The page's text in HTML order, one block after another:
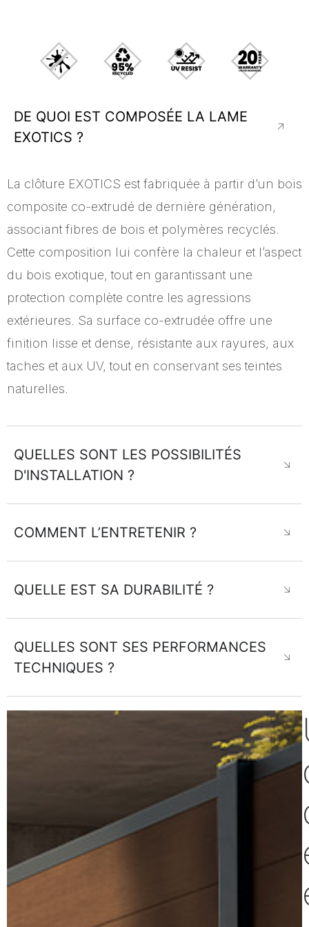
DE QUOI EST COMPOSÉE LA LAME
EXOTICS ?​
La clôture EXOTICS est fabriquée à partir d’un bois
composite co-extrudé de dernière génération,
associant fibres de bois et polymères recyclés.
Cette composition lui confère la chaleur et l’aspect
du bois exotique, tout en garantissant une
protection complète contre les agressions
extérieures. Sa surface co-extrudée offre une
finition lisse et dense, résistante aux rayures, aux
taches et aux UV, tout en conservant ses teintes
naturelles.
QUELLES SONT LES POSSIBILITÉS
D'INSTALLATION ?
COMMENT L’ENTRETENIR ?​
QUELLE EST SA DURABILITÉ ?
QUELLES SONT SES PERFORMANCES
TECHNIQUES ?